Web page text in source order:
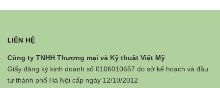
LIÊN HỆ
Công ty TNHH Thương mại và Kỹ thuật Việt Mỹ
Giấy đăng ký kinh doanh số 0106010657 do sở kế hoạch và đầu
tư thành phố Hà Nội cấp ngày 12/10/2012